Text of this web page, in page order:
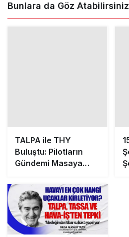
Bunlara da Göz Atabilirsiniz
Havayı en çok hangi
uçaklar kirletiyor?
TALPA, TASSA ve
HAVA-İŞ’ten tepki